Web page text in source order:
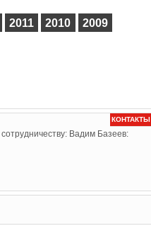
2011 2010
2009
КОНТАКТЫ
Вадим Базеев: